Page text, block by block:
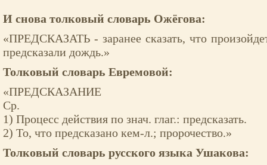
И снова толковый словарь Ожёгова:
«ПРЕДСКАЗАТЬ - заранее сказать, что
предсказали дождь.»
Толковый словарь Евремовой:
«ПРЕДСКАЗАНИЕ
Ср.
1) Процесс действия по знач. глаг.: предсказать.
2) То, что предсказано кем-л.; пророчество.»
Толковый словарь русского языка Ушакова: